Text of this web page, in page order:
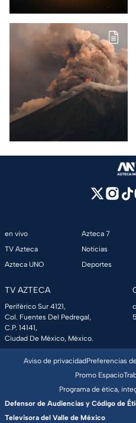
en vivo
TV Azteca
Azteca UNO
Azteca 7
Noticias
Deportes
TV AZTECA
Periférico Sur 4121,
Col. Fuentes Del Pedregal,
C.P. 14141,
Ciudad De México, México.
Aviso de privacidadPreferencias
Promo Espacio
Programa de ética,
Defensor de Audiencias y Código de
Televisora del Valle de México